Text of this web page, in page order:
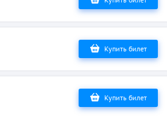
Купить билет
Купить билет